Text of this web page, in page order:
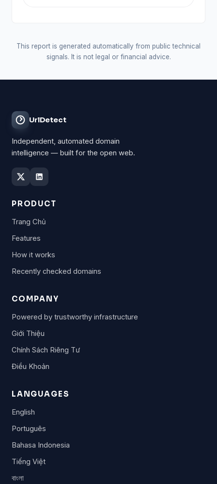
This report is generated automatically from public technical
signals. It is not legal or financial advice.
UrlDetect
Independent, automated domain
intelligence — built for the open web.
PRODUCT
Trang Chủ
Features
How it works
Recently checked domains
COMPANY
Powered by trustworthy infrastructure
Giới Thiệu
Chính Sách Riêng Tư
Điều Khoản
LANGUAGES
English
Português
Bahasa Indonesia
Tiếng Việt
বাংলা